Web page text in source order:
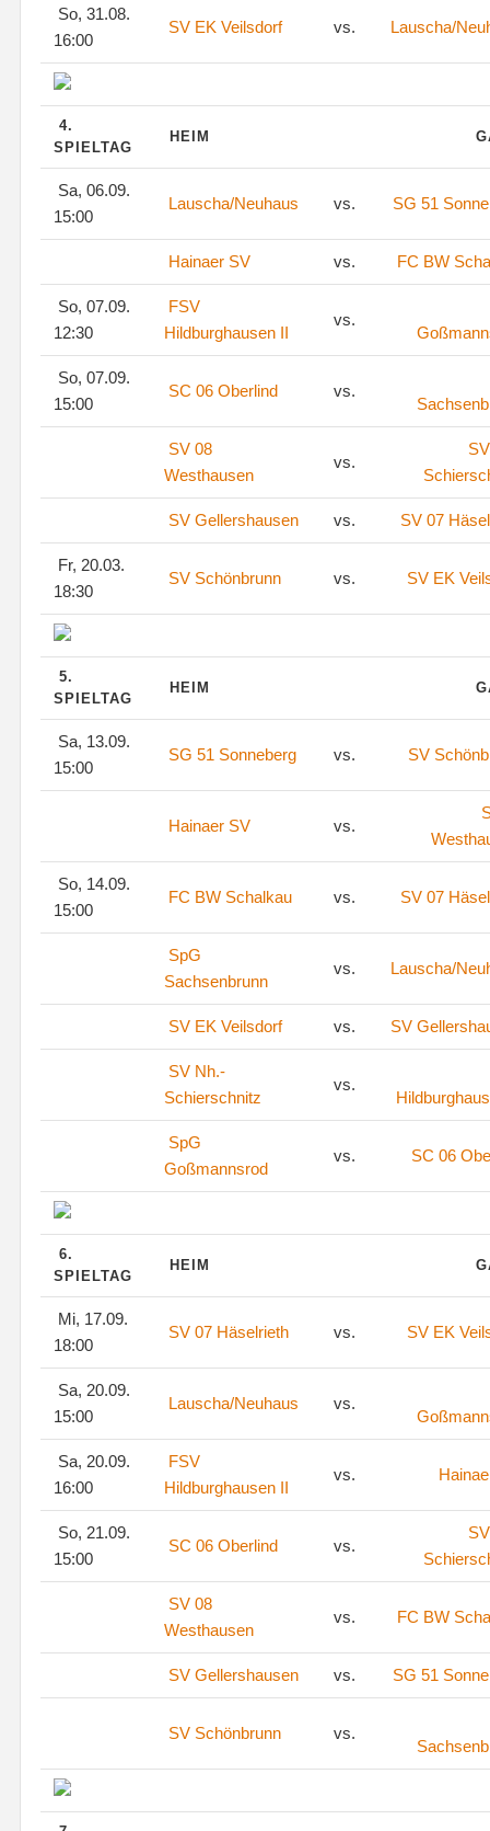
So, 31.08.
16:00
SV EK Veilsdorf vs. Lauscha/
4.
SPIELTAG
HEIM
Sa, 06.09.
15:00
Lauscha/Neuhaus vs. SG 51
Hainaer SV vs. FC BW
So, 07.09.
12:30
FSV
Hildburghausen II
vs.
So, 07.09.
15:00
SC 06 Oberlind vs.
SV 08
Westhausen
vs.
SV Gellershausen vs. SV 07
Fr, 20.03.
18:30
SV Schönbrunn vs. SV EK
5.
SPIELTAG
HEIM
Sa, 13.09.
15:00
SG 51 Sonneberg vs. SV
Hainaer SV vs.
So, 14.09.
15:00
FC BW Schalkau vs. SV 07
SpG
Sachsenbrunn
vs. Lauscha/
SV EK Veilsdorf vs. SV
SV Nh.-
Schierschnitz
vs.
SpG
Goßmannsrod
vs. SC 06
6.
SPIELTAG
HEIM
Mi, 17.09.
18:00
SV 07 Häselrieth vs. SV EK
Sa, 20.09.
15:00
Lauscha/Neuhaus vs.
Sa, 20.09.
16:00
FSV
Hildburghausen II
vs.
So, 21.09.
15:00
SC 06 Oberlind vs.
SV 08
Westhausen
vs. FC BW
SV Gellershausen vs. SG 51
SV Schönbrunn vs.